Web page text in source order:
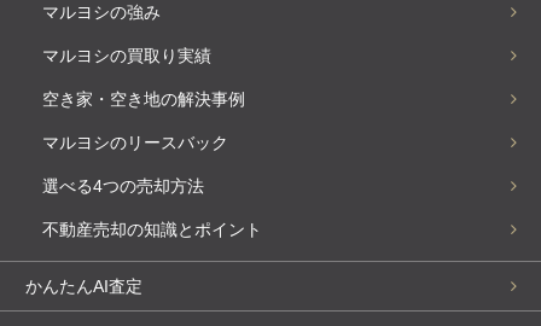
マルヨシの強み
マルヨシの買取り実績
空き家・空き地の解決事例
マルヨシのリースバック
選べる4つの売却方法
不動産売却の知識とポイント
かんたんAI査定